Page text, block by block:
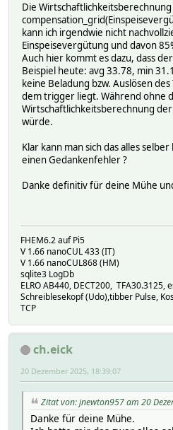
Die Wirtschaftlichkeitsberechnung
kann ich irgendwie nicht
Einspeisevergütung und davon
Auch hier kommt es dazu, dass
Beispiel heute: avg 33.78, min
keine Beladung bzw. Auslösen
dem trigger liegt. Während ohne
Wirtschaftlichkeitsberechnung
würde.
Klar kann man sich das alles
einen Gedankenfehler ?
Danke definitiv für deine Mühe
FHEM6.2 auf Pi5
V 1.66 nanoCUL 433 (IT)
V 1.66 nanoCUL868 (HM)
sqlite3 LogDb
ELRO AB440, DECT200, TFA30.3125,
Schreiblesekopf (Udo),tibber Pulse,
TCP
ch.eick
20 Dezember 2025, 18:39:07
Zitat von: jnewton957 am 20
Danke für deine Mühe.